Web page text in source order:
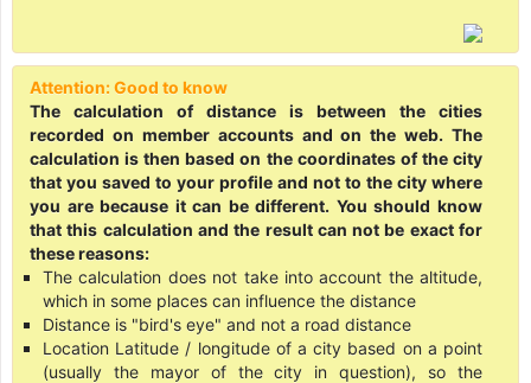
Attention: Good to know
The calculation of distance is between the cities
recorded on member accounts and on the web. The
calculation is then based on the coordinates of the city
that you saved to your profile and not to the city where
you are because it can be different. You should know
that this calculation and the result can not be exact for
these reasons:
The calculation does not take into account the altitude,
which in some places can influence the distance
Distance is "bird's eye" and not a road distance
Location Latitude / longitude of a city based on a point
(usually the mayor of the city in question), so the